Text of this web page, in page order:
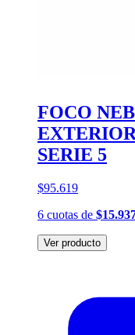
FOCO
SERIE 5
$95.619
6 cuotas de
Ver producto